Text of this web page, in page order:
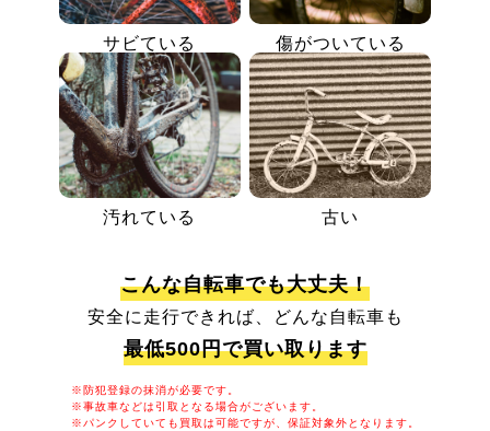
サビている 傷がついている
汚れている 古い
こんな自転車でも大丈夫！
安全に走行できれば、どんな自転車も
最低500円で買い取ります
※防犯登録の抹消が必要です。
※事故車などは引取となる場合がございます。
※パンクしていても買取は可能ですが、保証対象外となります。